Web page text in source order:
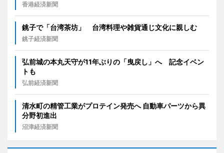
香港経済新聞
銚子で「台湾茶坊」 台湾料理や雑貨通じ文化に親しむ
銚子経済新聞
弘前城の本丸天守が11年ぶりの「曳戻し」へ 記念イベン
トも
弘前経済新聞
清水町の精管工業がプロテイン発売へ 自動車パーツから異
分野初進出
沼津経済新聞